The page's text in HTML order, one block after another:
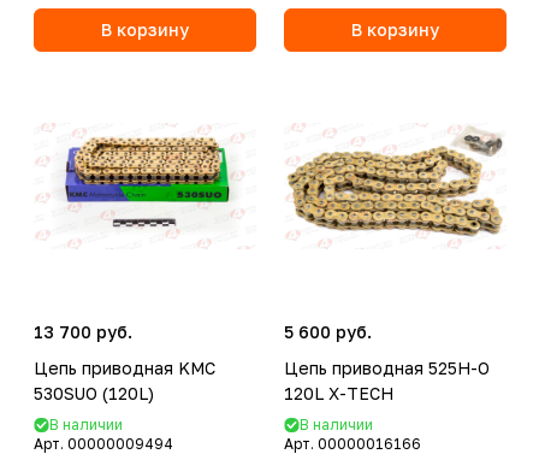
В корзину В корзину
13 700 руб.
Цепь приводная KMC
530SUO (120L)
В наличии
Арт. 00000009494
5 600 руб.
Цепь приводная 525H-O
120L X-TECH
В наличии
Арт. 00000016166